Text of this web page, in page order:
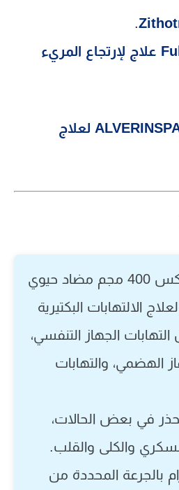
.
فولبرازال Fulprazal علاج لإرتجاع المريء
الفيرينسبازم ALVERINSPASM لعلاج
✔️ فلوروفلوكس 400 مجم مضاد حيوي
الالتهابات البكتيرية
التهابات الجهاز التنفسي،
الهضمي، والتهابات
في بعض الحالات،
والكلى والقلب.
بالجرعة المحددة من